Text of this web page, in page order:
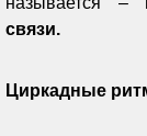
связи.
Циркадные